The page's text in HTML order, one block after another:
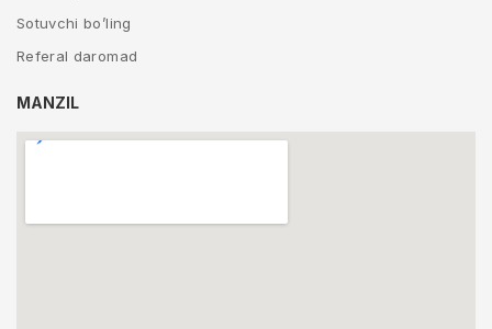
Sotuvchi bo’ling
Referal daromad
MANZIL